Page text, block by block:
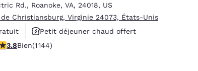
Germany
Rd., Roanoke, VA, 24018, US
Christiansburg, Virginie 24073, États-Unis
Petit déjeuner chaud offert
acceptés
Bien. 1144 commentaires
3.8Bien(1 144)